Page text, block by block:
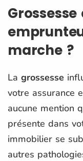
marche ?
La grossesse
votre assurance
aucune mention
présente dans
immobilier se
autres